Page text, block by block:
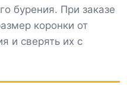
бурения. При заказе
коронки от
и сверять их с